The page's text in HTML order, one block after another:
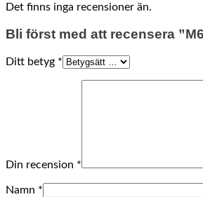
Det finns inga recensioner än.
Bli först med att recensera
Ditt betyg *
Din recension *
Namn *